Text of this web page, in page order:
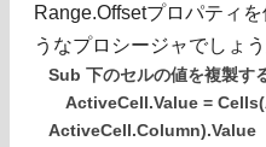
Range.Offsetプロパティ
うなプロシージャでしょう
Sub 下のセルの値を複製す
ActiveCell.Value =
ActiveCell.Column).Value